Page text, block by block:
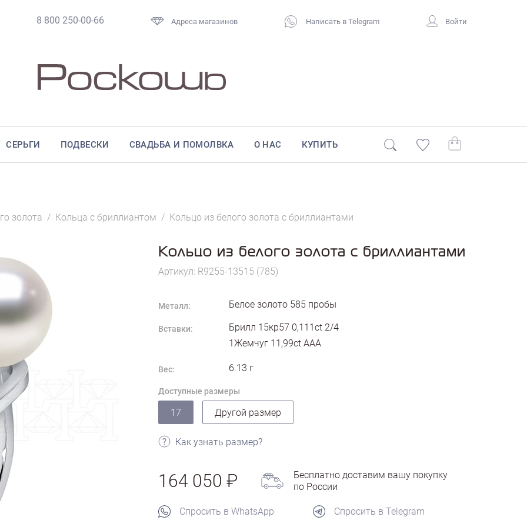
8 800 250-00-66 Адреса магазинов Написать в Telegram Войти
СЕРЬГИ ПОДВЕСКИ СВАДЬБА И ПОМОЛВКА О НАС КУПИТЬ
золота / Кольца с бриллиантом / Кольцо из белого золота с бриллиантами
Кольцо из белого золота с бриллиантами
Артикул: R9255-13515 (785)
Металл: Белое золото 585 пробы
Вставки:
Брилл 15кр57 0,111ct 2/4
1Жемчуг 11,99ct AAA
Вес: 6.13 г
Доступные размеры
17 Другой размер
Как узнать размер?
164 050
Бесплатно доставим вашу покупку
по России
Спросить в WhatsApp Спросить в Telegram